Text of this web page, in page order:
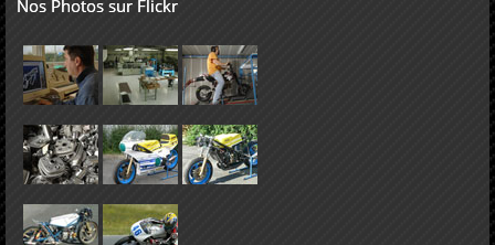
Nos Photos sur Flickr